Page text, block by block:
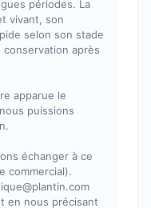
périodes. La
vivant, son
selon son stade
après
apparue le
puissions
échanger à ce
commercial).
en nous précisant